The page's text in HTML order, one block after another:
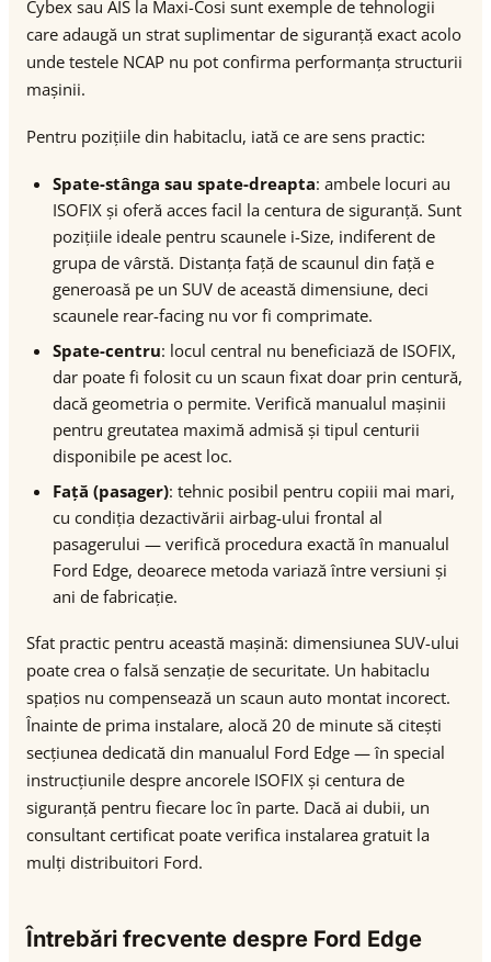
Cybex sau AIS la Maxi-Cosi sunt exemple de tehnologii
care adaugă un strat suplimentar de siguranță exact acolo
unde testele NCAP nu pot confirma performanța structurii
mașinii.
Pentru pozițiile din habitaclu, iată ce are sens practic:
Spate-stânga sau spate-dreapta: ambele locuri au
ISOFIX și oferă acces facil la centura de siguranță. Sunt
pozițiile ideale pentru scaunele i-Size, indiferent de
grupa de vârstă. Distanța față de scaunul din față e
generoasă pe un SUV de această dimensiune, deci
scaunele rear-facing nu vor fi comprimate.
Spate-centru: locul central nu beneficiază de ISOFIX,
dar poate fi folosit cu un scaun fixat doar prin centură,
dacă geometria o permite. Verifică manualul mașinii
pentru greutatea maximă admisă și tipul centurii
disponibile pe acest loc.
Față (pasager): tehnic posibil pentru copiii mai mari,
cu condiția dezactivării airbag-ului frontal al
pasagerului — verifică procedura exactă în manualul
Ford Edge, deoarece metoda variază între versiuni și
ani de fabricație.
Sfat practic pentru această mașină: dimensiunea SUV-ului
poate crea o falsă senzație de securitate. Un habitaclu
spațios nu compensează un scaun auto montat incorect.
Înainte de prima instalare, alocă 20 de minute să citești
secțiunea dedicată din manualul Ford Edge — în special
instrucțiunile despre ancorele ISOFIX și centura de
siguranță pentru fiecare loc în parte. Dacă ai dubii, un
consultant certificat poate verifica instalarea gratuit la
mulți distribuitori Ford.
Întrebări frecvente despre Ford Edge